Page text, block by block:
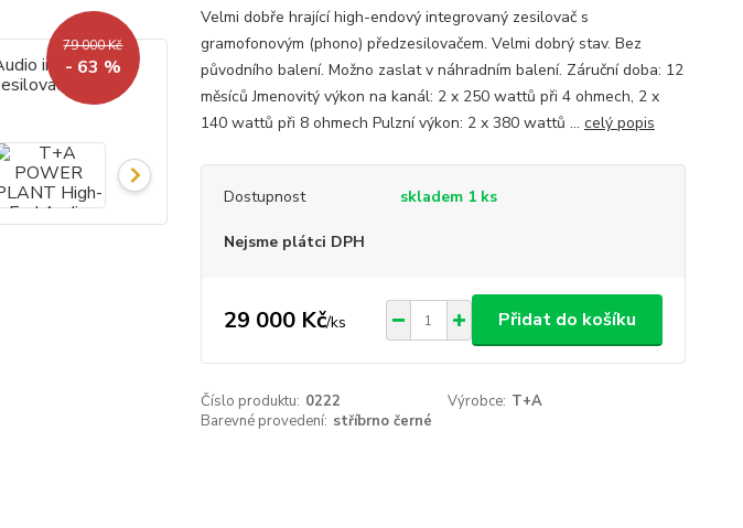
79 000 Kč
- 63 %
Velmi dobře hrající high-endový integrovaný zesilovač s
gramofonovým (phono) předzesilovačem. Velmi dobrý stav. Bez
původního balení. Možno zaslat v náhradním balení. Záruční doba: 12
měsíců Jmenovitý výkon na kanál: 2 x 250 wattů při 4 ohmech, 2 x
140 wattů při 8 ohmech Pulzní výkon: 2 x 380 wattů ... celý popis
Dostupnost skladem 1 ks
Nejsme plátci DPH
29 000 Kč/ks Přidat do košíku
Číslo produktu: 0222 Výrobce: T+A
Barevné provedení: stříbrno černé